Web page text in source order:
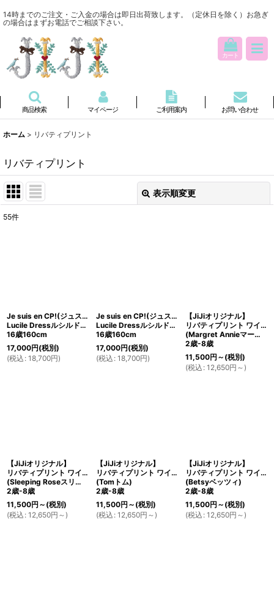
14時までのご注文・ご入金の場合は即日出荷致します。（定休日を除く）お急ぎ
の場合はまずお電話でご相談下さい。
カート
商品検索 マイページ ご利用案内 お問い合わせ
ホーム > リバティプリント
リバティプリント
表示順変更
55件
Je suis en CP!(ジュスィザンセーペー)
Lucile Dressルシルドレス(リバティプリント スモール・ペインターズ・メドーSmall Painter's Medow)
16歳160cm
17,000円(税別)
(税込 : 18,700円)
Je suis en CP!(ジュスィザンセーペー)
Lucile Dressルシルドレス(リバティプリント スプリング・シルエット Spring Silhouette)
16歳160cm
17,000円(税別)
(税込 : 18,700円)
【JiJiオリジナル】
リバティプリント ワイドカラー長袖ワンピース
(Margret Annieマーガレット・アニー)
2歳-8歳
11,500円 ～ (税別)
(税込 : 12,650円 ～)
【JiJiオリジナル】
リバティプリント ワイドカラー長袖ワンピース
(Sleeping Roseスリーピング・ローズ)
2歳-8歳
11,500円 ～ (税別)
(税込 : 12,650円 ～)
【JiJiオリジナル】
リバティプリント ワイドカラー長袖ワンピース
(Tomトム)
2歳-8歳
11,500円 ～ (税別)
(税込 : 12,650円 ～)
【JiJiオリジナル】
リバティプリント ワイドカラー長袖ワンピース
(Betsyベッツィ)
2歳-8歳
11,500円 ～ (税別)
(税込 : 12,650円 ～)